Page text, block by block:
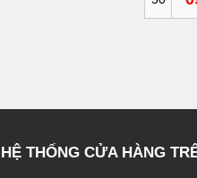
HỆ THỐNG CỬA HÀNG